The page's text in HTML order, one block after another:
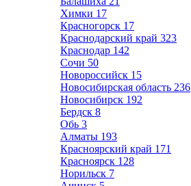
Химки 17
Красногорск 17
Краснодарский край 323
Краснодар 142
Сочи 50
Новороссийск 15
Новосибирская область 236
Новосибирск 192
Бердск 8
Обь 3
Алматы 193
Красноярский край 171
Красноярск 128
Норильск 7